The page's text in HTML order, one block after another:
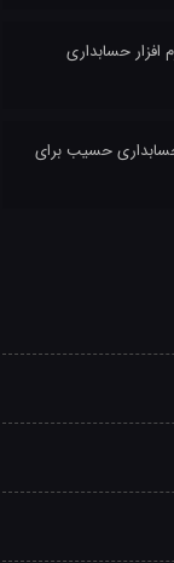
حسابداری
حسیب برای